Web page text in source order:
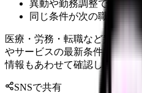
異動や勤務調整で軽くな
同じ条件が次の職場でも
医療・労務・転職など判断に
やサービスの最新条件は公的
情報もあわせて確認してくださ
SNSで共有